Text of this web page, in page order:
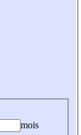
mois